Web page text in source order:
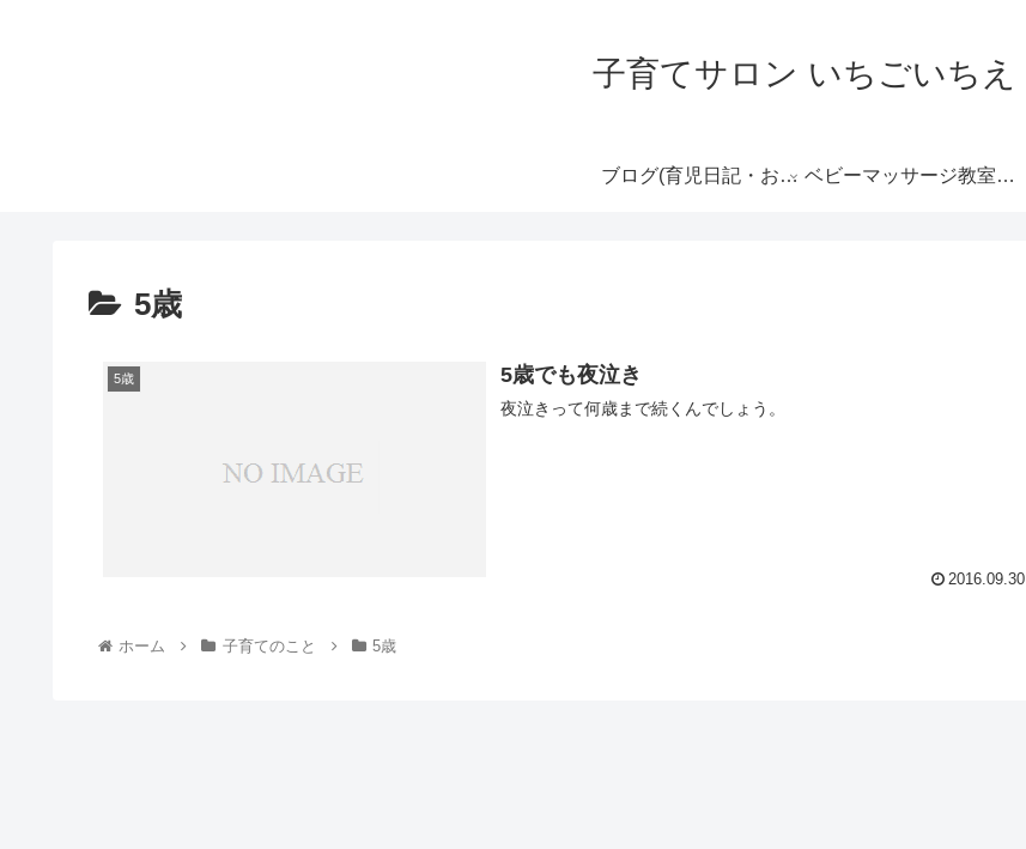
子育てサロン いちごいちえ
ブログ(育児日記・おす ベビーマッサージ教室の
5歳
5歳 5歳でも夜泣き
夜泣きって何歳まで続くんでしょう。
2016.09.30
ホーム 子育てのこと 5歳